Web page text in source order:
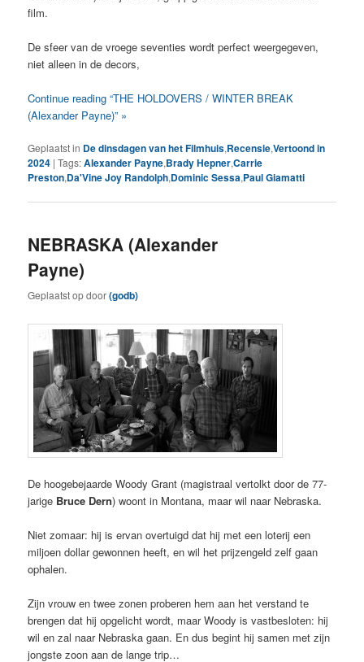
film.
De sfeer van de vroege seventies wordt perfect weergegeven,
niet alleen in de decors,
Continue reading “THE HOLDOVERS / WINTER BREAK
(Alexander Payne)” »
Geplaatst in De dinsdagen van het Filmhuis,Recensie,Vertoond in
2024 |Tags:Alexander Payne,Brady Hepner,Carrie
Preston,Da'Vine Joy Randolph,Dominic Sessa,Paul Giamatti
NEBRASKA (Alexander
Payne)
Geplaatst opdoor(godb)
De hoogebejaarde Woody Grant (magistraal vertolkt door de 77-
jarige Bruce Dern) woont in Montana, maar wil naar Nebraska.
Niet zomaar: hij is ervan overtuigd dat hij met een loterij een
miljoen dollar gewonnen heeft, en wil het prijzengeld zelf gaan
ophalen.
Zijn vrouw en twee zonen proberen hem aan het verstand te
brengen dat hij opgelicht wordt, maar Woody is vastbesloten: hij
wil en zal naar Nebraska gaan. En dus begint hij samen met zijn
jongste zoon aan de lange trip…